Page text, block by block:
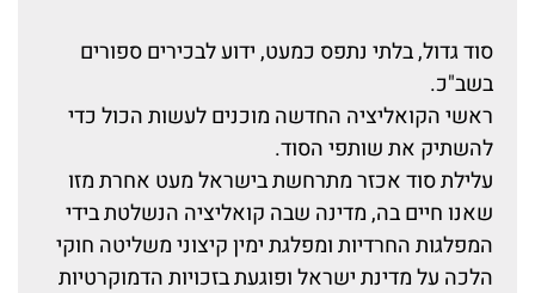
סוד גדול, בלתי נתפס כמעט, ידוע לבכירים ספורים
בשב"כ.
ראשי הקואליציה החדשה מוכנים לעשות הכול כדי
להשתיק את שותפי הסוד.
עלילת סוד אכזר מתרחשת בישראל מעט אחרת מזו
שאנו חיים בה, מדינה שבה קואליציה הנשלטת בידי
המפלגות החרדיות ומפלגת ימין קיצוני משליטה חוקי
הלכה על מדינת ישראל ופוגעת בזכויות הדמוקרטיות